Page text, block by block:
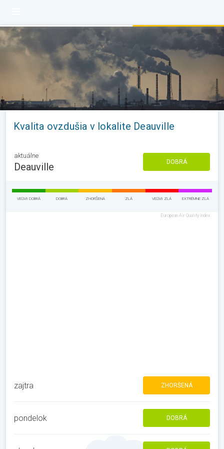
Kvalita ovzdušia v lokalite Deauville
aktuálne
Deauville DOBRÁ
VEĽMI DOBRÁ DOBRÁ ZHORŠENÁ ZLÁ VEĽMI ZLÁ EXTRÉMNE ZLÁ
European Air Quality Index
zajtra ZHORŠENÁ
pondelok DOBRÁ